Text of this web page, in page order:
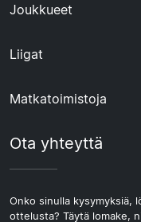
Joukkueet
Liigat
Matkatoimistoja
Ota yhteyttä
Onko sinulla kysymyksiä,
ottelusta? Täytä lomake,